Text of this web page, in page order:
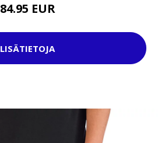
84.95 EUR
LISÄTIETOJA